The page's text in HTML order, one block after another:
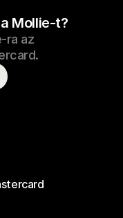
Mollie-t?
ra az